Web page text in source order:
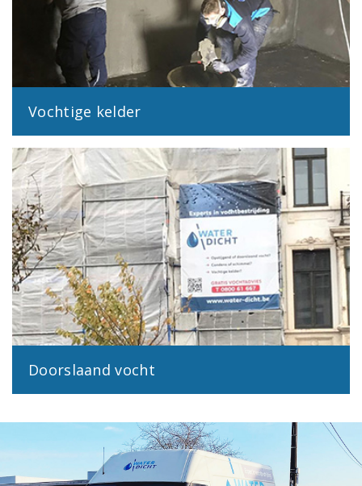
Vochtige kelder
Doorslaand vocht